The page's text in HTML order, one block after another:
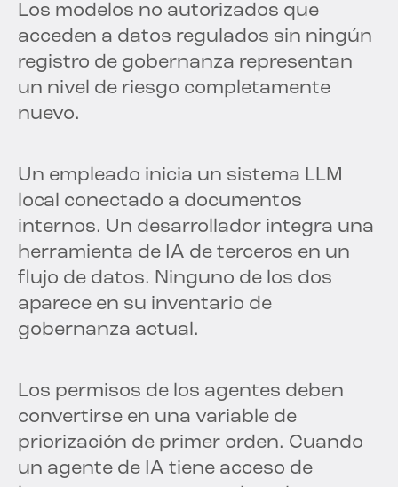
Los modelos no autorizados que
acceden a datos regulados sin ningún
registro de gobernanza representan
un nivel de riesgo completamente
nuevo.
Un empleado inicia un sistema LLM
local conectado a documentos
internos. Un desarrollador integra una
herramienta de IA de terceros en un
flujo de datos. Ninguno de los dos
aparece en su inventario de
gobernanza actual.
Los permisos de los agentes deben
convertirse en una variable de
priorización de primer orden. Cuando
un agente de IA tiene acceso de